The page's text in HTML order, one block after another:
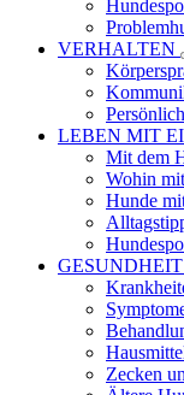
VERHALTEN
LEBEN MIT
Mit dem
Wohin
Hunde
GESUNDHEIT
Zecken